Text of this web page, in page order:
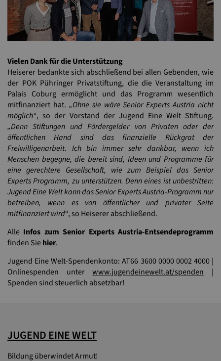
Vielen Dank für die Unterstützung
Heiserer bedankte sich abschließend bei allen Gebenden, wie
der POK Pühringer Privatstiftung, die die Veranstaltung im
Palais Coburg ermöglicht und das Programm wesentlich
mitfinanziert hat. „Ohne sie wäre Senior Experts Austria nicht
möglich“, so der Vorstand der Jugend Eine Welt Stiftung.
„Denn Stiftungen und Fördergelder von Privaten oder der
öffentlichen Hand sind das finanzielle Rückgrat der
Freiwilligenarbeit. Ich bin immer sehr dankbar, wenn ich
Menschen begegne, die bereit sind, Ideen und Programme für
eine gerechtere Gesellschaft, wie zum Beispiel das Senior
Experts Programm, zu unterstützen. Denn eines ist unbestritten:
Jugend Eine Welt kann das Senior Experts Austria-Programm nur
betreiben, wenn es von öffentlicher und privater Seite
mitfinanziert wird“, so Heiserer abschließend.
Alle Infos zum Senior Experts Austria-Entsendeprogramm
finden Siehier.
Jugend Eine Welt-Spendenkonto: AT66 3600 0000 0002 4000 |
Onlinespenden unterwww.jugendeinewelt.at/spenden |
Spenden sind steuerlich absetzbar!
JUGEND EINE WELT
Bildung überwindet Armut!